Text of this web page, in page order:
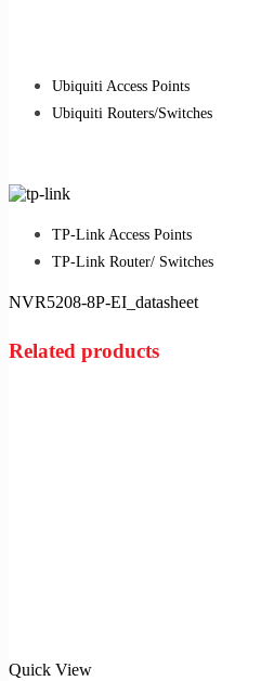
Ubiquiti Access Points
Ubiquiti Routers/Switches
TP-Link Access Points
TP-Link Router/ Switches
NVR5208-8P-EI_datasheet
Related products
Quick View